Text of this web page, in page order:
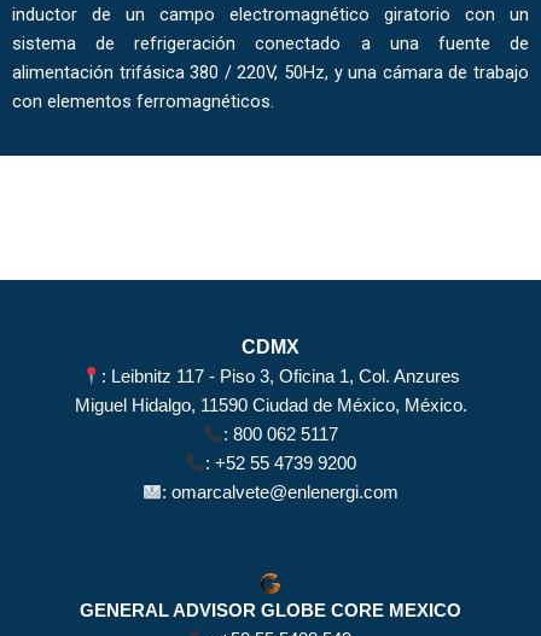
inductor de un campo electromagnético giratorio con un
sistema de refrigeración conectado a una fuente de
alimentación trifásica 380 / 220V, 50Hz, y una cámara de trabajo
con elementos ferromagnéticos.
CDMX
: Leibnitz 117 - Piso 3, Oficina 1, Col. Anzures
Miguel Hidalgo, 11590 Ciudad de México, México.
: 800 062 5117
: +52 55 4739 9200
:omarcalvete@enlenergi.com
GENERAL ADVISOR GLOBE CORE MEXICO